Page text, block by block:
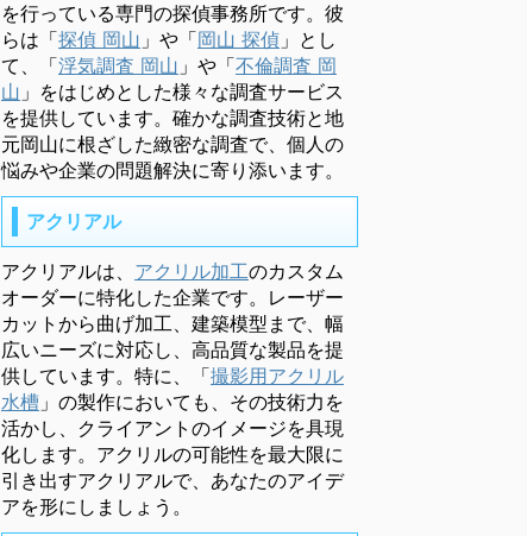
を行っている専門の探偵事務所です。彼
らは「探偵 岡山 」や「岡山 探偵 」とし
て、「浮気調査 岡山 」や「不倫調査 岡
山 」をはじめとした様々な調査サービス
を提供しています。確かな調査技術と地
元岡山に根ざした緻密な調査で、個人の
悩みや企業の問題解決に寄り添います。
アクリアル
アクリアルは、 アクリル加工のカスタム
オーダーに特化した企業です。レーザー
カットから曲げ加工、建築模型まで、幅
広いニーズに対応し、高品質な製品を提
供しています。特に、「撮影用アクリル
水槽 」の製作においても、その技術力を
活かし、クライアントのイメージを具現
化します。アクリルの可能性を最大限に
引き出すアクリアルで、あなたのアイデ
アを形にしましょう。